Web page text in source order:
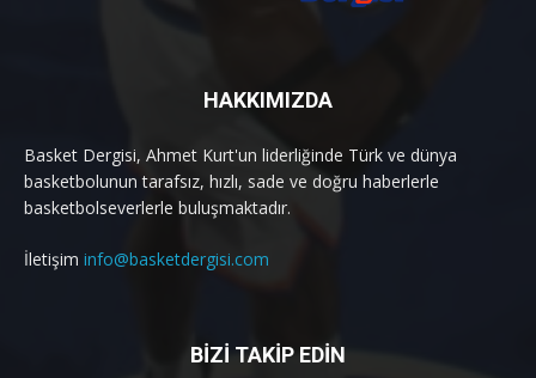
HAKKIMIZDA
Basket Dergisi, Ahmet Kurt'un liderliğinde Türk ve dünya
basketbolunun tarafsız, hızlı, sade ve doğru haberlerle
basketbolseverlerle buluşmaktadır.
İletişim info@basketdergisi.com
BİZİ TAKİP EDİN